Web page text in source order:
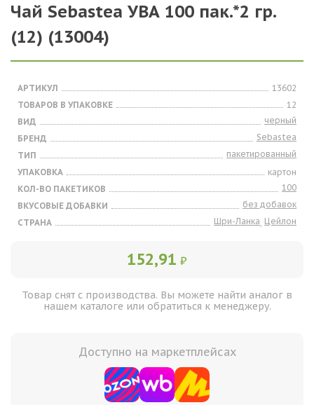
Чай Sebastea УВА 100 пак.*2 гр.
(12) (13004)
АРТИКУЛ
13602
ТОВАРОВ В УПАКОВКЕ
12
ВИД
черный
БРЕНД
Sebastea
ТИП
пакетированный
УПАКОВКА
картон
КОЛ-ВО ПАКЕТИКОВ
100
ВКУСОВЫЕ ДОБАВКИ
без добавок
СТРАНА
Шри-Ланка, Цейлон
152,91 ₽
Товар снят с производства. Вы можете найти аналог в
нашем каталоге или обратиться к менеджеру.
Доступно на маркетплейсах